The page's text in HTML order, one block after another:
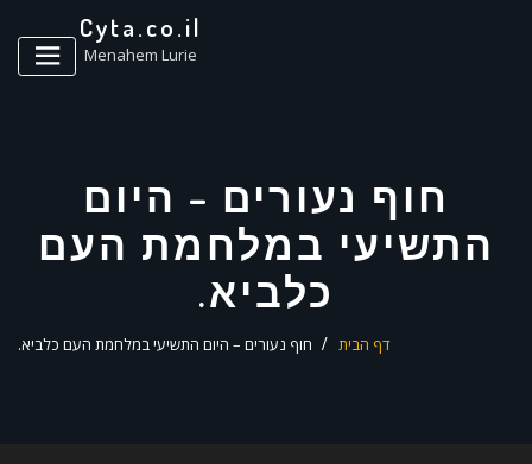
Cyta.co.il
Menahem Lurie
חוף נעורים – היום
התשיעי במלחמת העם
כלביא.
דף הבית חוף נעורים – היום התשיעי במלחמת העם כלביא.